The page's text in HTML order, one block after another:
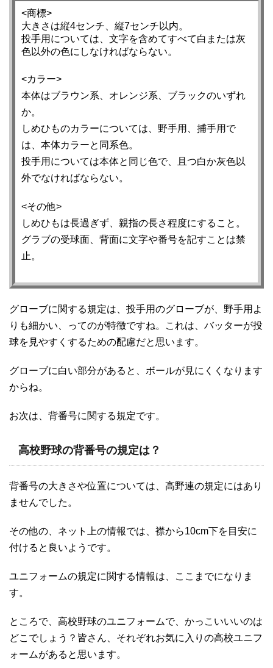
<商標>
大きさは縦4センチ、縦7センチ以内。
投手用については、文字を含めてすべて白または灰
色以外の色にしなければならない。
<カラー>
本体はブラウン系、オレンジ系、ブラックのいずれ
か。
しめひものカラーについては、野手用、捕手用で
は、本体カラーと同系色。
投手用については本体と同じ色で、且つ白か灰色以
外でなければならない。
<その他>
しめひもは長過ぎず、親指の長さ程度にすること。
グラブの受球面、背面に文字や番号を記すことは禁
止。
グローブに関する規定は、投手用のグローブが、野手用よ
りも細かい、ってのが特徴ですね。これは、バッターが投
球を見やすくするための配慮だと思います。
グローブに白い部分があると、ボールが見にくくなります
からね。
お次は、背番号に関する規定です。
高校野球の背番号の規定は？
背番号の大きさや位置については、高野連の規定にはあり
ませんでした。
その他の、ネット上の情報では、襟から10cm下を目安に
付けると良いようです。
ユニフォームの規定に関する情報は、ここまでになりま
す。
ところで、高校野球のユニフォームで、かっこいいいのは
どこでしょう？皆さん、それぞれお気に入りの高校ユニフ
ォームがあると思います。